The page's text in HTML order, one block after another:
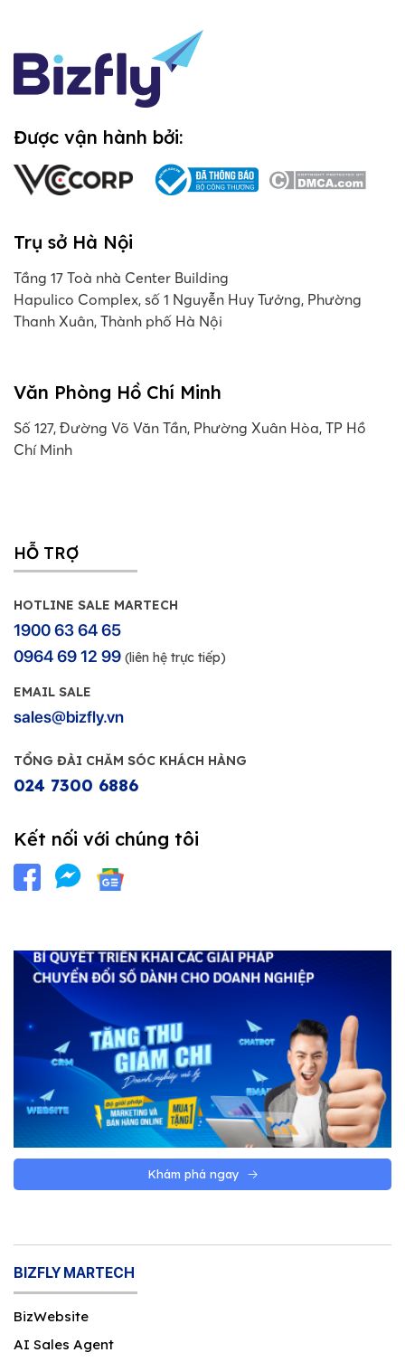
Được vận hành bởi:
Trụ sở Hà Nội
Tầng 17 Toà nhà Center Building
Hapulico Complex, số 1 Nguyễn Huy Tưởng, Phường
Thanh Xuân, Thành phố Hà Nội
Văn Phòng Hồ Chí Minh
Số 127, Đường Võ Văn Tần, Phường Xuân Hòa, TP Hồ
Chí Minh
HỖ TRỢ
HOTLINE SALE MARTECH
1900 63 64 65
0964 69 12 99 (liên hệ trực tiếp)
EMAIL SALE
sales@bizfly.vn
TỔNG ĐÀI CHĂM SÓC KHÁCH HÀNG
024 7300 6886
Kết nối với chúng tôi
Khám phá ngay
BIZFLY MARTECH
BizWebsite
AI Sales Agent